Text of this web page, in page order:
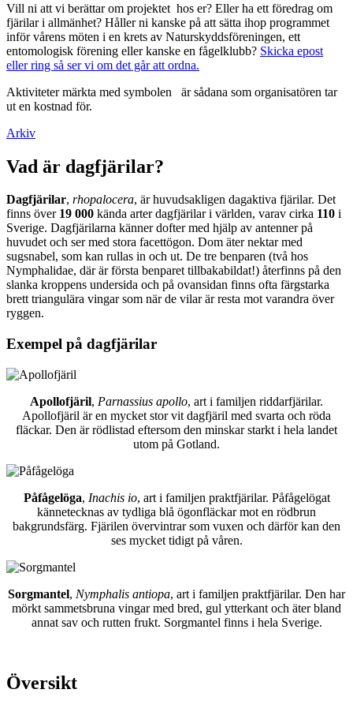
Vill ni att vi berättar om projektet hos er? Eller ha ett föredrag om
fjärilar i allmänhet? Håller ni kanske på att sätta ihop programmet
inför vårens möten i en krets av Naturskyddsföreningen, ett
entomologisk förening eller kanske en fågelklubb? Skicka epost
eller ring så ser vi om det går att ordna.
Aktiviteter märkta med symbolen
är sådana som organisatören tar
ut en kostnad för.
Arkiv
Vad är dagfjärilar?
Dagfjärilar, rhopalocera, är huvudsakligen dagaktiva fjärilar. Det
finns över 19 000 kända arter dagfjärilar i världen, varav cirka 110 i
Sverige. Dagfjärilarna känner dofter med hjälp av antenner på
huvudet och ser med stora facettögon. Dom äter nektar med
sugsnabel, som kan rullas in och ut. De tre benparen (två hos
Nymphalidae, där är första benparet tillbakabildat!) återfinns på den
slanka kroppens undersida och på ovansidan finns ofta färgstarka
brett triangulära vingar som när de vilar är resta mot varandra över
ryggen.
Exempel på dagfjärilar
Apollofjäril, Parnassius apollo, art i familjen riddarfjärilar.
Apollofjäril är en mycket stor vit dagfjäril med svarta och röda
fläckar. Den är rödlistad eftersom den minskar starkt i hela landet
utom på Gotland.
Påfågelöga, Inachis io, art i familjen praktfjärilar. Påfågelögat
kännetecknas av tydliga blå ögonfläckar mot en rödbrun
bakgrundsfärg. Fjärilen övervintrar som vuxen och därför kan den
ses mycket tidigt på våren.
Sorgmantel, Nymphalis antiopa, art i familjen praktfjärilar. Den har
mörkt sammetsbruna vingar med bred, gul ytterkant och äter bland
annat sav och rutten frukt. Sorgmantel finns i hela Sverige.
Översikt